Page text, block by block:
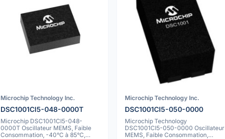
Microchip Technology Inc.
DSC1001CI5-048-0000T
Microchip DSC1001CI5-048-
0000T Oscillateur MEMS, Faible
Consommation, -40°C à 85°C,
Microchip Technology Inc.
DSC1001CI5-050-0000
Microchip Technology
DSC1001CI5-050-0000 Oscillateur
MEMS, Faible Consommation,